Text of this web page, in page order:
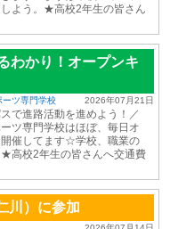
よう。★高校2年生の皆さん
わかり！オープンキ
2026年07月21日
ーツ専門学校
で進路活動を進めよう！／
ツ専門学校はほぼ、毎日オ
催してます☆学校、職業の
高校2年生の皆さんへ交通費
川）に参加